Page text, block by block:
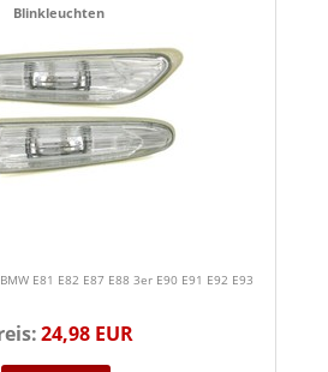
Blinkleuchten
E81 E82 E87 E88 3er E90 E91 E92 E93
24,98 EUR